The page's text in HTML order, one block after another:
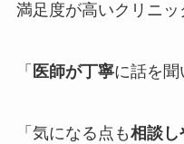
満足度が高いクリニッ
「 医師が丁寧に話を聞
「気になる点も相談し